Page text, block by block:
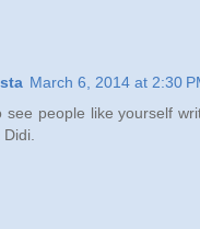
March 6, 2014 at 2:30
see people like yourself